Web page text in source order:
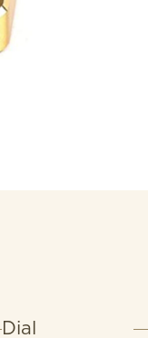
Dial